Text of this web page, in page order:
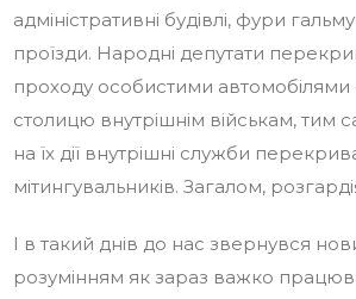
адміністративні будівлі, фури
проїзди. Народні депутати
проходу особистими автомобілями
столицю внутрішнім військам, тим
на їх дії внутрішні служби
мітингувальників. Загалом,
І в такий днів до нас звернувся
розумінням як зараз важко